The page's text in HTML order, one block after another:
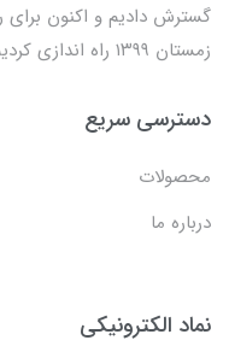
گسترش دادیم و اکنون برای
زمستان ۱۳۹۹ راه اندازی کردیم☃️
دسترسی سریع
محصولات
درباره ما
نماد الکترونیکی